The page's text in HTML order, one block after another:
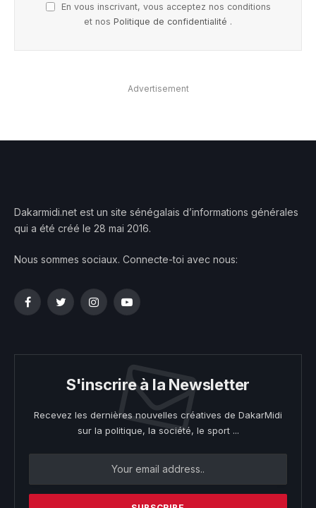
En vous inscrivant, vous acceptez nos conditions
et nos Politique de confidentialité .
Advertisement
Dakarmidi.net est un site sénégalais d’informations générales
qui a été créé le 28 mai 2016.
Nous sommes sociaux. Connecte-toi avec nous:
FacebookTwitterInstagramYouTube
S'inscrire à la Newsletter
Recevez les dernières nouvelles créatives de DakarMidi
sur la politique, la société, le sport ...